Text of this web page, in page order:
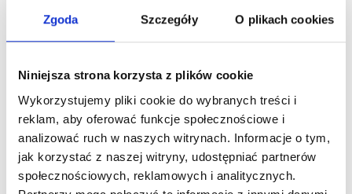
Zgoda Szczegóły O plikach cookies
Niniejsza strona korzysta z plików cookie
Wykorzystujemy pliki cookie do wybranych treści i
reklam, aby oferować funkcje społecznościowe i
analizować ruch w naszych witrynach. Informacje o tym,
jak korzystać z naszej witryny, udostępniać partnerów
społecznościowych, reklamowych i analitycznych.
Co oferujemy?
pomoc w budowaniu grafików – pomagamy od
pacjentów.
elastyczny grafik, dopasowany do Ciebie i
Twoich możliwości
nowoczesne, klimatyzowane gabinety i bardzo
dobre wyposażenie